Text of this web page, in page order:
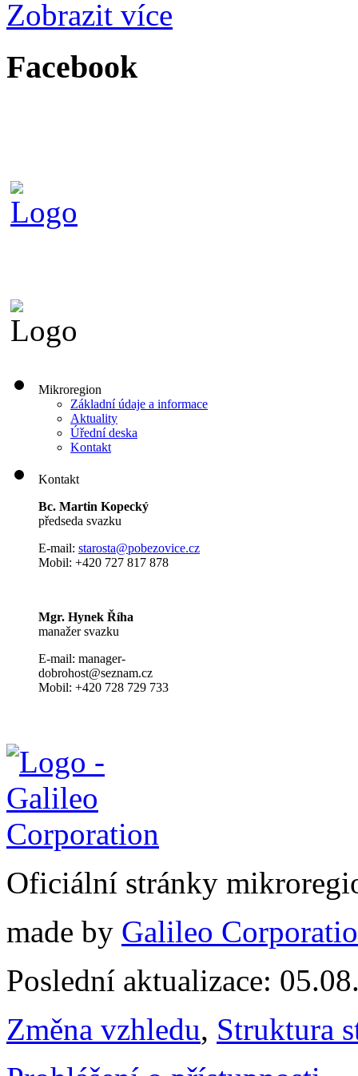
Zobrazit více
Facebook
Mikroregion
Základní údaje a informace
Aktuality
Úřední deska
Kontakt
Kontakt
Bc. Martin Kopecký
předseda svazku
E-mail: starosta@pobezovice.cz
Mobil: +420 727 817 878
Mgr. Hynek Říha
manažer svazku
E-mail: manager-
dobrohost@seznam.cz
Mobil: +420 728 729 733
Oficiální stránky
made by Galileo
Poslední aktualizace:
Změna vzhledu, Struktura